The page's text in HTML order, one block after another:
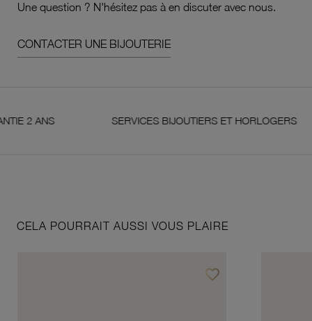
Une question ? N'hésitez pas à en discuter avec nous.
CONTACTER UNE BIJOUTERIE
SERVICES BIJOUTIERS ET HORLOGERS
CELA POURRAIT AUSSI VOUS PLAIRE
favorite_borderAjouter à vos favoris